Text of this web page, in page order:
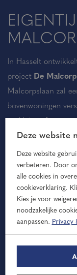
In Hasselt
project De
Malcorpslaan zal
bovenwoningen
op kleine afstand
Overijsselse natuur.
70% VAN
Nog maar 3
70% van de
beginnen.
verkopend
Deze website
Deze website
verbeteren. Door
alle cookies in
cookieverklaring.
Kies je voor
noodzakelijke
aanpassen. Privacy